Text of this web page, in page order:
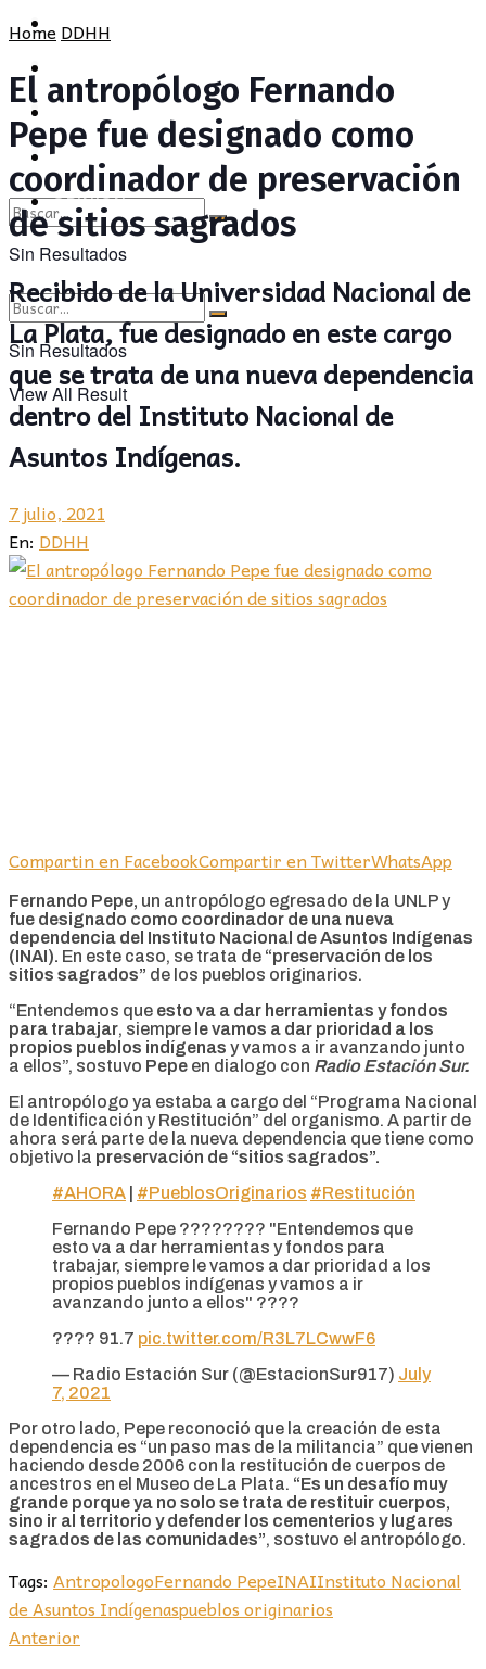
CULTURA
OPINIÓN
Sin Resultados
View All Result
PROVINCIA
SOCIEDAD
CULTURA
OPINIÓN
Sin Resultados
View All Result
HomeDDHH
El antropólogo Fernando
Pepe fue designado como
coordinador de preservación
de sitios sagrados
Recibido de la Universidad Nacional de
La Plata, fue designado en este cargo
que se trata de una nueva dependencia
dentro del Instituto Nacional de
Asuntos Indígenas.
7 julio, 2021
En: DDHH
Compartin en FacebookCompartir en TwitterWhatsApp
Fernando Pepe, un antropólogo egresado de la UNLP y
fue designado como coordinador de una nueva
dependencia del Instituto Nacional de Asuntos Indígenas
(INAI). En este caso, se trata de “preservación de los
sitios sagrados” de los pueblos originarios.
“Entendemos que esto va a dar herramientas y fondos
para trabajar, siempre le vamos a dar prioridad a los
propios pueblos indígenas y vamos a ir avanzando junto
a ellos”, sostuvo Pepe en dialogo con Radio Estación Sur.
El antropólogo ya estaba a cargo del “Programa Nacional
de Identificación y Restitución” del organismo. A partir de
ahora será parte de la nueva dependencia que tiene como
objetivo la preservación de “sitios sagrados”.
#AHORA
#PueblosOriginarios #Restitución
Fernando Pepe ????️????️ "Entendemos que
esto va a dar herramientas y fondos para
trabajar, siempre le vamos a dar prioridad a los
propios pueblos indígenas y vamos a ir
avanzando junto a ellos" ????
???? 91.7 pic.twitter.com/R3L7LCwwF6
— Radio Estación Sur (@EstacionSur917) July
7, 2021
Por otro lado, Pepe reconoció que la creación de esta
dependencia es “un paso mas de la militancia” que vienen
haciendo desde 2006 con la restitución de cuerpos de
ancestros en el Museo de La Plata. “Es un desafío muy
grande porque ya no solo se trata de restituir cuerpos,
sino ir al territorio y defender los cementerios y lugares
sagrados de las comunidades”, sostuvo el antropólogo.
Tags: AntropologoFernando PepeINAIInstituto Nacional
de Asuntos Indígenaspueblos originarios
Anterior